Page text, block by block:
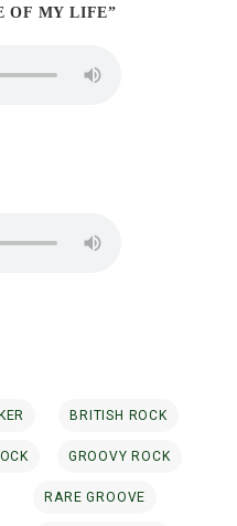
OF MY LIFE”
BRITISH ROCK
GROOVY ROCK
RARE GROOVE